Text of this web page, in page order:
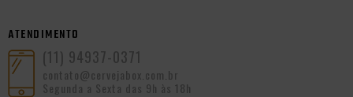
ATENDIMENTO
(11) 94937-0371
contato@cervejabox.com.br
Segunda a Sexta das 9h às 18h